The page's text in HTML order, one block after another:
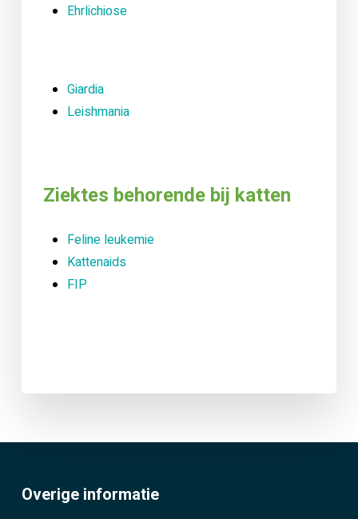
Ehrlichiose
Giardia
Leishmania
Ziektes behorende bij katten
Feline leukemie
Kattenaids
FIP
Overige informatie